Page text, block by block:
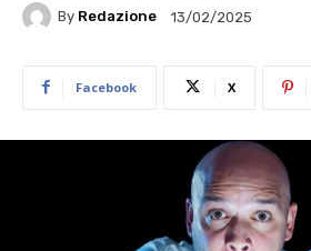
By Redazione 13/02/2025
Facebook X